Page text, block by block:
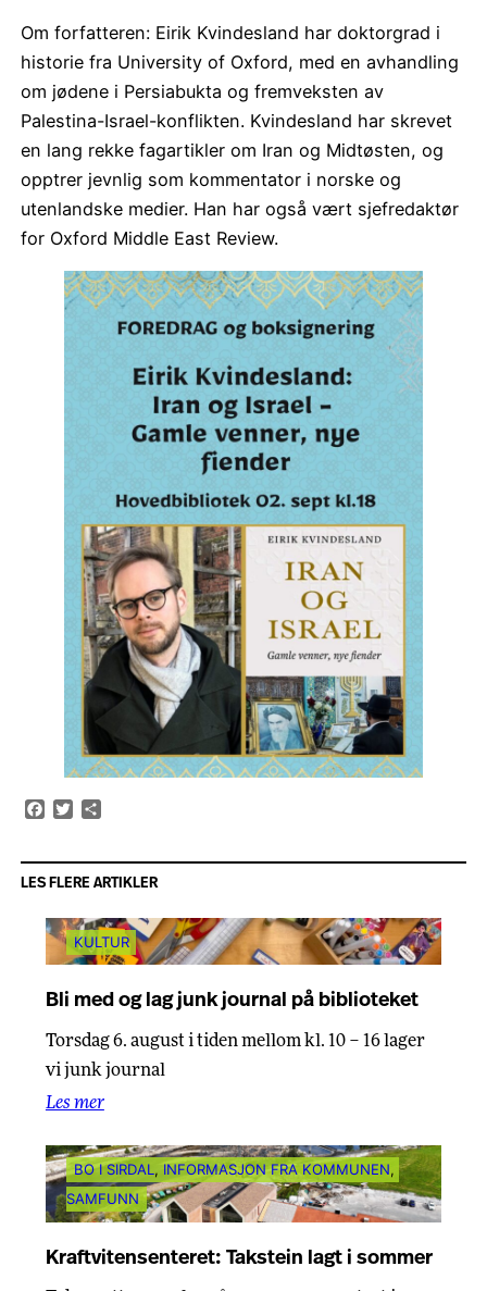
Om forfatteren: Eirik Kvindesland har doktorgrad i
historie fra University of Oxford, med en avhandling
om jødene i Persiabukta og fremveksten av
Palestina-Israel-konflikten. Kvindesland har skrevet
en lang rekke fagartikler om Iran og Midtøsten, og
opptrer jevnlig som kommentator i norske og
utenlandske medier. Han har også vært sjefredaktør
for Oxford Middle East Review.
Facebook
Twitter
LES FLERE ARTIKLER
KULTUR
Bli med og lag junk journal på biblioteket
Torsdag 6. august i tiden mellom kl. 10 – 16 lager
vi junk journal
Les mer
BO I SIRDAL, INFORMASJON FRA KOMMUNEN
SAMFUNN
Kraftvitensenteret: Takstein lagt i sommer